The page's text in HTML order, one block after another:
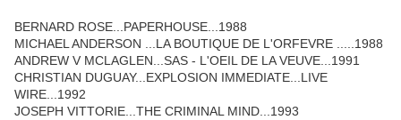
BERNARD ROSE...PAPERHOUSE...1988
MICHAEL ANDERSON ...LA BOUTIQUE DE L'ORFEVRE .....1988
ANDREW V MCLAGLEN...SAS - L'OEIL DE LA VEUVE...1991
CHRISTIAN DUGUAY...EXPLOSION IMMEDIATE...LIVE
WIRE...1992
JOSEPH VITTORIE...THE CRIMINAL MIND...1993